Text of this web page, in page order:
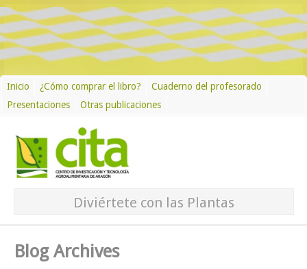
Inicio ¿Cómo comprar el libro?
Cuaderno del profesorado
Presentaciones
Otras publicaciones
Diviértete con las Plantas
Blog Archives